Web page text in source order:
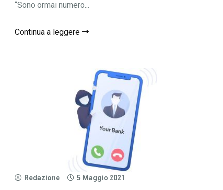
“Sono ormai numero...
Continua a leggere
Redazione 5 Maggio 2021